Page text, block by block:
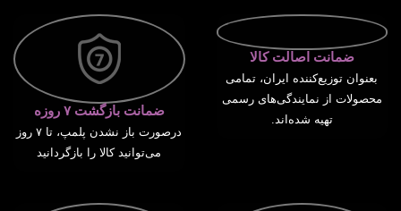
ضمانت اصالت کالا
بعنوان توزیع‌کننده ایران، تمامی
محصولات از نمایندگی‌های رسمی
تهیه شده‌اند.
ضمانت بازگشت ۷ روزه
درصورت باز نشدن پلمپ، تا ۷ روز
می‌توانید کالا را بازگردانید